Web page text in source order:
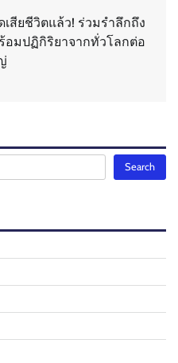
สียชีวิตแล้ว! ร่วมรำลึกถึง
อมปฏิกิริยาจากทั่วโลกต่อ
Search